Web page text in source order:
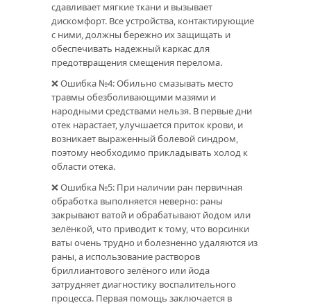
сдавливает мягкие ткани и вызывает
дискомфорт. Все устройства, контактирующие
с ними, должны бережно их защищать и
обеспечивать надежный каркас для
предотвращения смещения перелома.
❌ Ошибка №4: Обильно смазывать место
травмы обезболивающими мазями и
народными средствами нельзя. В первые дни
отек нарастает, улучшается приток крови, и
возникает выраженный болевой синдром,
поэтому необходимо прикладывать холод к
области отека.
❌ Ошибка №5: При наличии ран первичная
обработка выполняется неверно: раны
закрывают ватой и обрабатывают йодом или
зелёнкой, что приводит к тому, что ворсинки
ваты очень трудно и болезненно удаляются из
раны, а использование растворов
бриллиантового зелёного или йода
затрудняет диагностику воспалительного
процесса. Первая помощь заключается в